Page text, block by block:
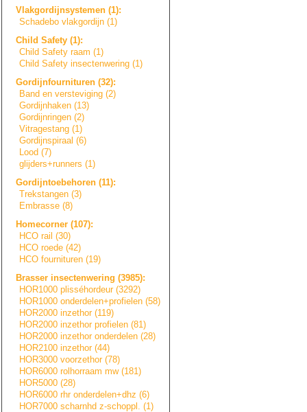
Vlakgordijnsystemen (1):
Schadebo vlakgordijn (1)
Child Safety (1):
Child Safety raam (1)
Child Safety insectenwering (1)
Gordijnfournituren (32):
Band en versteviging (2)
Gordijnhaken (13)
Gordijnringen (2)
Vitragestang (1)
Gordijnspiraal (6)
Lood (7)
glijders+runners (1)
Gordijntoebehoren (11):
Trekstangen (3)
Embrasse (8)
Homecorner (107):
HCO rail (30)
HCO roede (42)
HCO fournituren (19)
Brasser insectenwering (3985):
HOR1000 plisséhordeur (3292)
HOR1000 onderdelen+profie en (58)
HOR2000 inzethor (119)
HOR2000 inzethor profielen (81)
HOR2000 inzethor onderdelen (28)
HOR2100 inzethor (44)
HOR3000 voorzethor (78)
HOR6000 rolhorraam mw (181)
HOR5000 (28)
HOR6000 rhr onderdelen+dhz (6)
HOR7000 scharnhd z-schoppl. (1)